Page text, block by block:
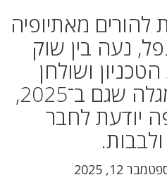
מאתיופיה
נעה בין שוק
ושולחן
שבת צבעוני – ומגלה שגם ב־2025,
חיפה יודעת לחבר
12, 2025